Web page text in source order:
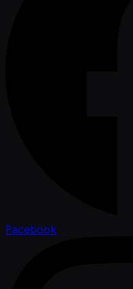
Facebook